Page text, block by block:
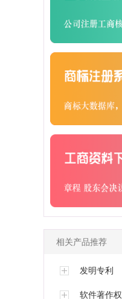
相关产品推荐
发明专利
软件著作权